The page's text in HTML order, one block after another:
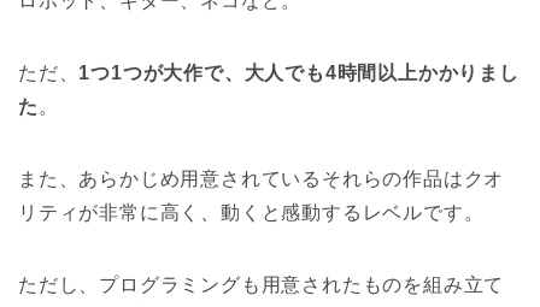
ただ、 1つ1つが大作で、大人でも4時間以上かかりまし
た 。
また、あらかじめ用意されているそれらの作品はクオ
リティが非常に高く、動くと感動するレベルです。
ただし、プログラミングも用意されたものを組み立て